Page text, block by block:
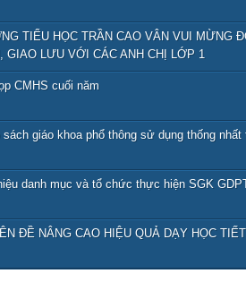
TIỂU HỌC TRẦN CAO VÂN VUI MỪNG
GIAO LƯU VỚI CÁC ANH CHỊ LỚP 1
CMHS cuối năm
giáo khoa phổ thông sử dụng thống nhất
danh mục và tổ chức thực hiện SGK
ĐỀ NÂNG CAO HIỆU QUẢ DẠY HỌC